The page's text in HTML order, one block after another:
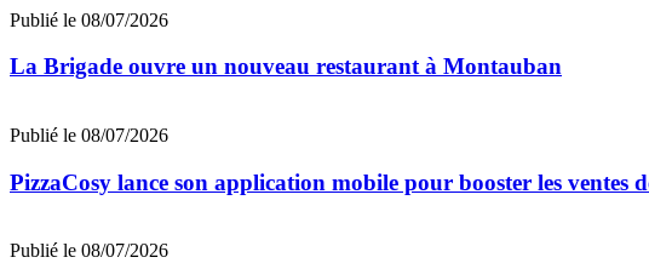
Publié le 08/07/2026
La Brigade ouvre un nouveau restaurant à Montauban
Publié le 08/07/2026
PizzaCosy lance son application mobile pour booster les ventes
Publié le 08/07/2026